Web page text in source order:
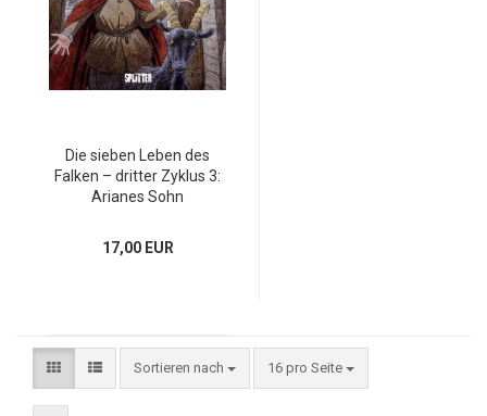
Die sieben Leben des
Falken – dritter Zyklus 3:
Arianes Sohn
17,00 EUR
Sortieren nach 16 pro Seite